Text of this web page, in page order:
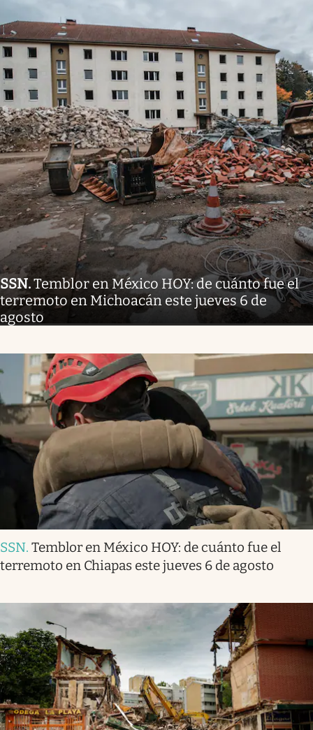
SSN.Temblor en México HOY: de cuánto fue el
terremoto en Michoacán este jueves 6 de
agosto
SSN. Temblor en México HOY: de cuánto fue el
terremoto en Chiapas este jueves 6 de agosto